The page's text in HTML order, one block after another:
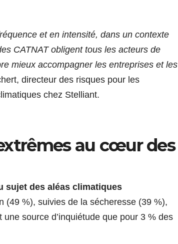
et en intensité, dans un contexte
CATNAT obligent tous les acteurs de
mieux accompagner les entreprises et les
directeur des risques pour les
chez Stelliant.
au cœur des
sujet des aléas climatiques
(49 %), suivies de la sécheresse (39 %),
source d’inquiétude que pour 3 % des